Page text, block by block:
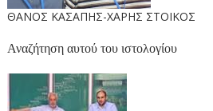
ΘΑΝΟΣ ΚΑΣΑΠΗΣ-ΧΑΡΗΣ ΣΤΟΙΚΟΣ
Αναζήτηση αυτού του ιστολογίου